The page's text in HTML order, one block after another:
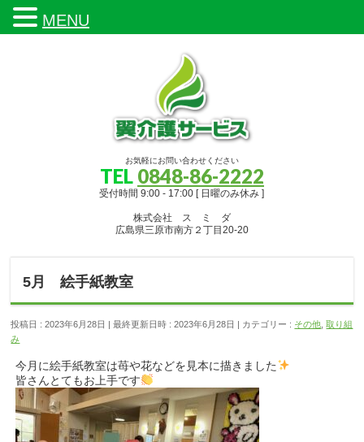
お気軽にお問い合わせください
TEL 0848-86-2222
受付時間 9:00 - 17:00 [ 日曜のみ休み ]
株式会社 ス ミ ダ
広島県三原市南方２丁目20-20
5月 絵手紙教室
投稿日 : 2023年6月28日 最終更新日時 : 2023年6月28日 カテゴリー : その他 ,取り組
み
今月に絵手紙教室は苺や花などを見本に描きました
皆さんとてもお上手です
MENU